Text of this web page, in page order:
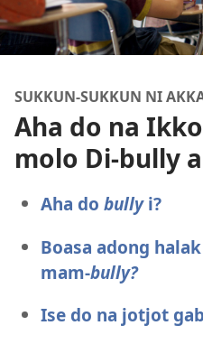
SUKKUN-SUKKUN NI
Aha do na
molo Di-bully
Aha do bullyi?
Boasa adong
mam-bully?
Ise do na jotjot